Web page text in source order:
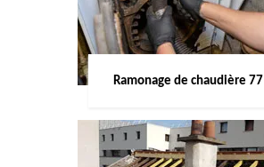
Ramonage de chaudière 77